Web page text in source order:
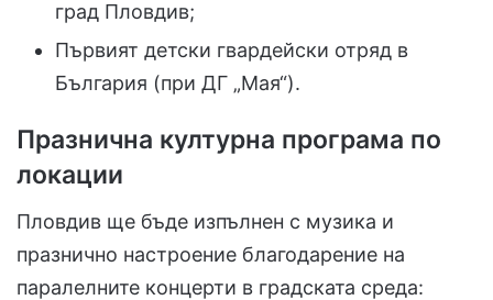
град Пловдив;
Първият детски гвардейски отряд в
България (при ДГ „Мая“).
Празнична културна програма по
локации
Пловдив ще бъде изпълнен с музика и
празнично настроение благодарение на
паралелните концерти в градската среда: